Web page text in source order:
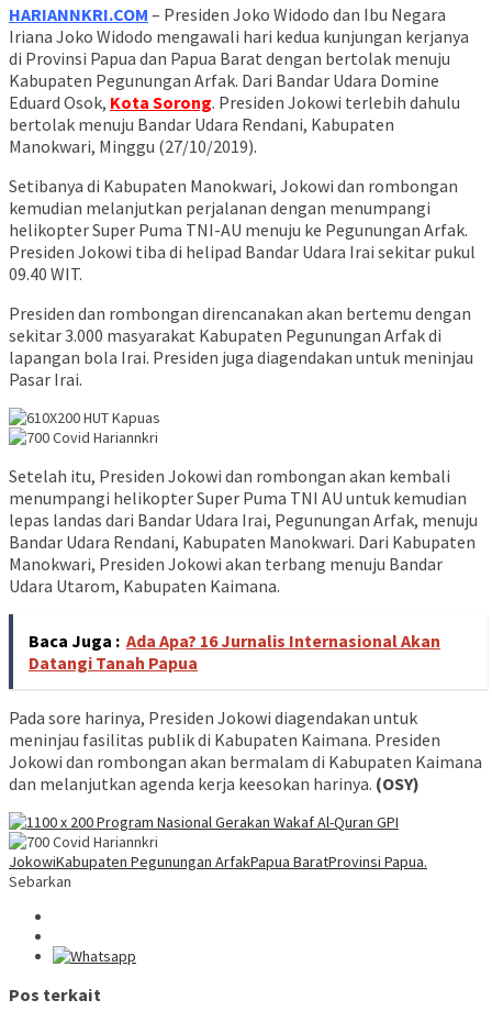
HARIANNKRI.COM – Presiden Joko Widodo dan Ibu Negara
Iriana Joko Widodo mengawali hari kedua kunjungan kerjanya
di Provinsi Papua dan Papua Barat dengan bertolak menuju
Kabupaten Pegunungan Arfak. Dari Bandar Udara Domine
Eduard Osok, Kota Sorong. Presiden Jokowi terlebih dahulu
bertolak menuju Bandar Udara Rendani, Kabupaten
Manokwari, Minggu (27/10/2019).
Setibanya di Kabupaten Manokwari, Jokowi dan rombongan
kemudian melanjutkan perjalanan dengan menumpangi
helikopter Super Puma TNI-AU menuju ke Pegunungan Arfak.
Presiden Jokowi tiba di helipad Bandar Udara Irai sekitar pukul
09.40 WIT.
Presiden dan rombongan direncanakan akan bertemu dengan
sekitar 3.000 masyarakat Kabupaten Pegunungan Arfak di
lapangan bola Irai. Presiden juga diagendakan untuk meninjau
Pasar Irai.
Setelah itu, Presiden Jokowi dan rombongan akan kembali
menumpangi helikopter Super Puma TNI AU untuk kemudian
lepas landas dari Bandar Udara Irai, Pegunungan Arfak, menuju
Bandar Udara Rendani, Kabupaten Manokwari. Dari Kabupaten
Manokwari, Presiden Jokowi akan terbang menuju Bandar
Udara Utarom, Kabupaten Kaimana.
Baca Juga : Ada Apa? 16 Jurnalis Internasional Akan
Datangi Tanah Papua
Pada sore harinya, Presiden Jokowi diagendakan untuk
meninjau fasilitas publik di Kabupaten Kaimana. Presiden
Jokowi dan rombongan akan bermalam di Kabupaten Kaimana
dan melanjutkan agenda kerja keesokan harinya. (OSY)
JokowiKabupaten Pegunungan ArfakPapua BaratProvinsi Papua.
Sebarkan
Pos terkait